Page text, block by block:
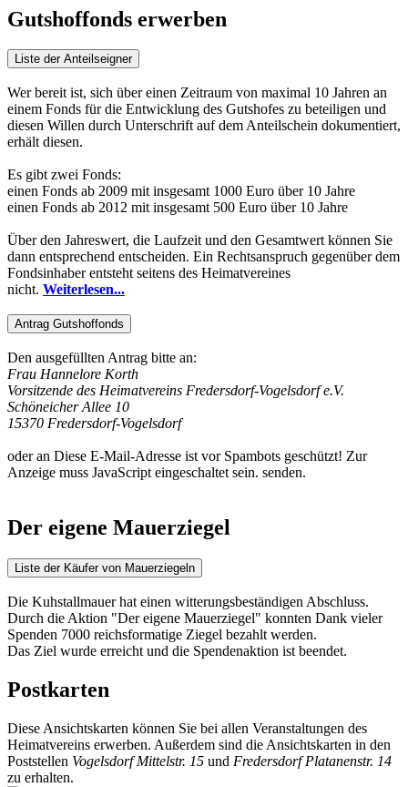
Gutshoffonds erwerben
Liste der Anteilseigner
Wer bereit ist, sich über einen Zeitraum von maximal 10 Jahren an
einem Fonds für die Entwicklung des Gutshofes zu beteiligen und
diesen Willen durch Unterschrift auf dem Anteilschein dokumentiert,
erhält diesen.
Es gibt zwei Fonds:
einen Fonds ab 2009 mit insgesamt 1000 Euro über 10 Jahre
einen Fonds ab 2012 mit insgesamt 500 Euro über 10 Jahre
Über den Jahreswert, die Laufzeit und den Gesamtwert können Sie
dann entsprechend entscheiden. Ein Rechtsanspruch gegenüber dem
Fondsinhaber entsteht seitens des Heimatvereines
nicht. Weiterlesen...
Antrag Gutshoffonds
Den ausgefüllten Antrag bitte an:
Frau Hannelore Korth
Vorsitzende des Heimatvereins Fredersdorf-Vogelsdorf e.V.
Schöneicher Allee 10
15370 Fredersdorf-Vogelsdorf
oder an Diese E-Mail-Adresse ist vor Spambots geschützt! Zur
Anzeige muss JavaScript eingeschaltet sein. senden.
Der eigene Mauerziegel
Liste der Käufer von Mauerziegeln
Die Kuhstallmauer hat einen witterungsbeständigen Abschluss.
Durch die Aktion "Der eigene Mauerziegel" konnten Dank vieler
Spenden 7000 reichsformatige Ziegel bezahlt werden.
Das Ziel wurde erreicht und die Spendenaktion ist beendet.
Postkarten
Diese Ansichtskarten können Sie bei allen Veranstaltungen des
Heimatvereins erwerben. Außerdem sind die Ansichtskarten in den
Poststellen Vogelsdorf Mittelstr. 15 und Fredersdorf Platanenstr. 14
zu erhalten.